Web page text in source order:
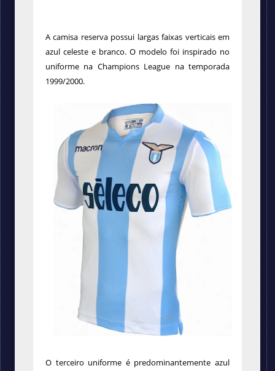
A camisa reserva possui largas faixas verticais em
azul celeste e branco. O modelo foi inspirado no
uniforme na Champions League na temporada
1999/2000.
O terceiro uniforme é predominantemente azul